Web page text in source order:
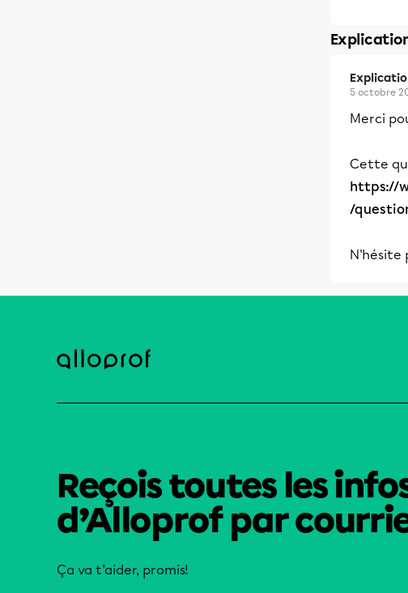
5 octobre
Merci
Cette
https://
/
N'hésite
Reçois toutes les
d’Alloprof par
Ça va t’aider, promis!